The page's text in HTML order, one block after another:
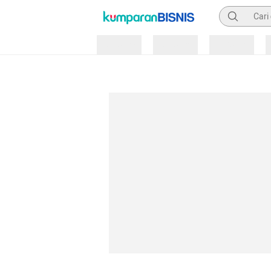
Pencarian